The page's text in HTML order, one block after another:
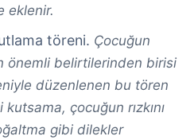
eklenir.
töreni. Çocuğun
önemli belirtilerinden birisi
düzenlenen bu tören
çocuğun rızkını
gibi dilekler